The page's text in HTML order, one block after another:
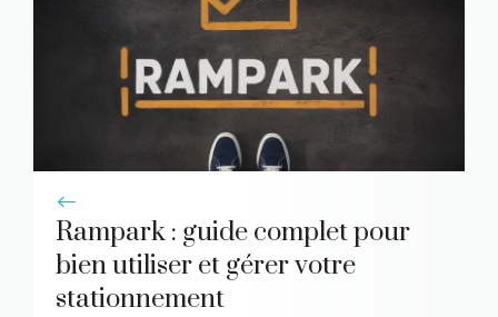
Rampark : guide complet pour
bien utiliser et gérer votre
stationnement